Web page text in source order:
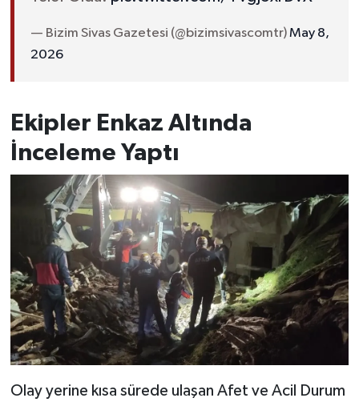
— Bizim Sivas Gazetesi (@bizimsivascomtr)May 8,
2026
Ekipler Enkaz Altında
İnceleme Yaptı
Olay yerine kısa sürede ulaşan Afet ve Acil Durum